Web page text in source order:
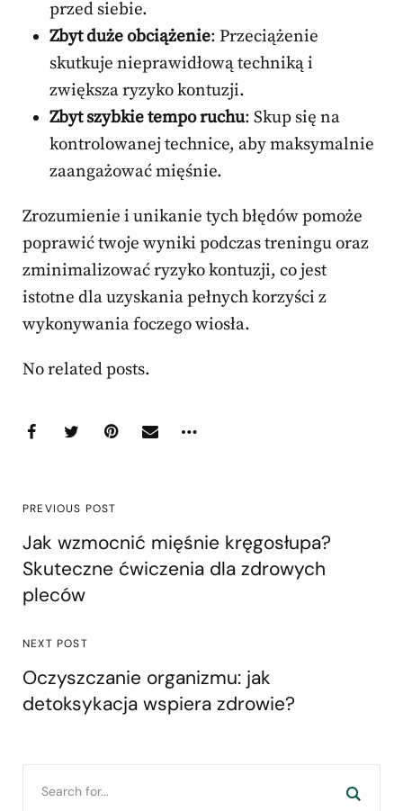
przed siebie.
Zbyt duże obciążenie: Przeciążenie
skutkuje nieprawidłową techniką i
zwiększa ryzyko kontuzji.
Zbyt szybkie tempo ruchu: Skup się na
kontrolowanej technice, aby maksymalnie
zaangażować mięśnie.
Zrozumienie i unikanie tych błędów pomoże
poprawić twoje wyniki podczas treningu oraz
zminimalizować ryzyko kontuzji, co jest
istotne dla uzyskania pełnych korzyści z
wykonywania foczego wiosła.
No related posts.
PREVIOUS POST
Jak wzmocnić mięśnie kręgosłupa?
Skuteczne ćwiczenia dla zdrowych
pleców
NEXT POST
Oczyszczanie organizmu: jak
detoksykacja wspiera zdrowie?